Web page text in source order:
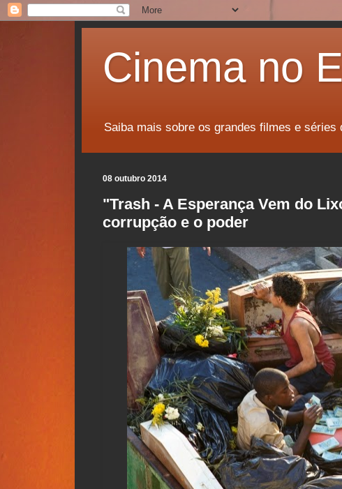
Cinema no
Saiba mais sobre os grandes filmes e
08 outubro 2014
"Trash - A Esperança Vem do
corrupção e o poder